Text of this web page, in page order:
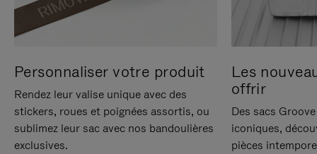
Personnaliser votre produit
Rendez leur valise unique avec des
stickers, roues et poignées assortis, ou
sublimez leur sac avec nos bandoulières
exclusives.
Les
offrir
Des sacs
iconiques,
pièces